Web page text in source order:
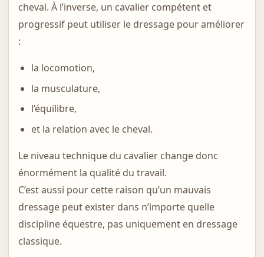
cheval. À l’inverse, un cavalier compétent et
progressif peut utiliser le dressage pour améliorer
:
la locomotion,
la musculature,
l’équilibre,
et la relation avec le cheval.
Le niveau technique du cavalier change donc
énormément la qualité du travail.
C’est aussi pour cette raison qu’un mauvais
dressage peut exister dans n’importe quelle
discipline équestre, pas uniquement en dressage
classique.